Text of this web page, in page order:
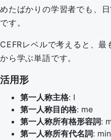
めたばかりの学習者でも、
です。
CEFRレベルで考えると、最
から学ぶ単語です。
活用形
第一人称主格: I
第一人称目的格: me
第一人称所有格形容詞:
第一人称所有代名詞: